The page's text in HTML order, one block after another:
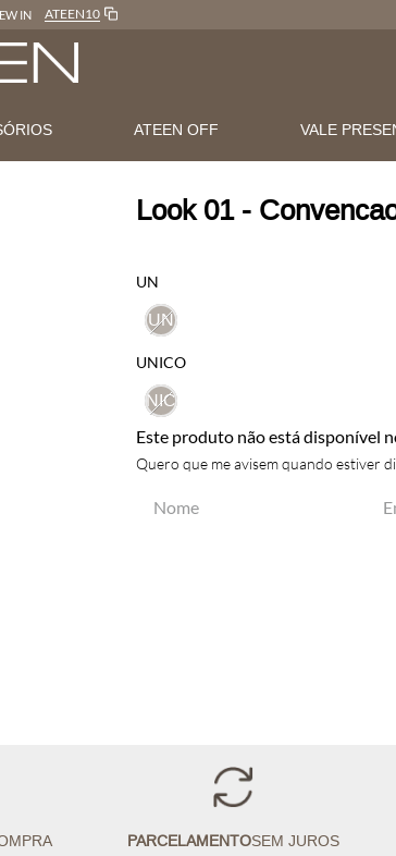
IN ATEEN10
ATEEN OFF VALE
Look 01 -
UNICO
UNICO
UN
UN
Este produto não está disponível
Quero que me avisem quando estiver
PARCELAMENTOSEM JUROS